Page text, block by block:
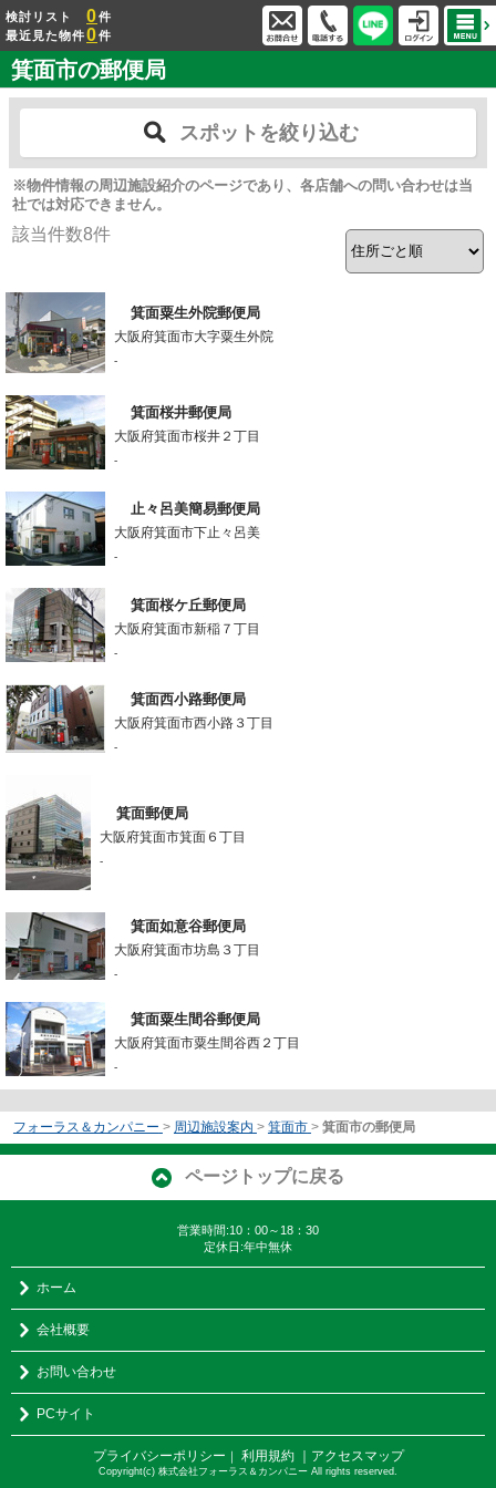
検討リスト 0件
最近見た物件0件
箕面市の郵便局
スポットを絞り込む
※物件情報の周辺施設紹介のページであり、各店舗への問い合わせは当
社では対応できません。
該当件数8件
箕面粟生外院郵便局
大阪府箕面市大字粟生外院
-
箕面桜井郵便局
大阪府箕面市桜井２丁目
-
止々呂美簡易郵便局
大阪府箕面市下止々呂美
-
箕面桜ケ丘郵便局
大阪府箕面市新稲７丁目
-
箕面西小路郵便局
大阪府箕面市西小路３丁目
-
箕面郵便局
大阪府箕面市箕面６丁目
-
箕面如意谷郵便局
大阪府箕面市坊島３丁目
-
箕面粟生間谷郵便局
大阪府箕面市粟生間谷西２丁目
-
フォーラス＆カンパニー > 周辺施設案内 > 箕面市 > 箕面市の郵便局
ページトップに戻る
営業時間:10：00～18：30
定休日:年中無休
ホーム
会社概要
お問い合わせ
PCサイト
プライバシーポリシー ｜ 利用規約 ｜アクセスマップ
Copyright(c) 株式会社フォーラス＆カンパニー All rights reserved.